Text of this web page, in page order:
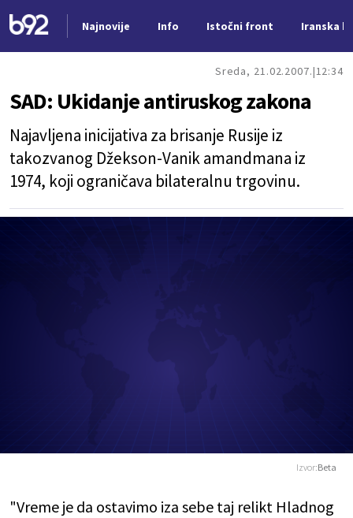
Najnovije Info Istočni front Iranska
Sreda, 21.02.2007. 12:34
SAD: Ukidanje antiruskog zakona
Najavljena inicijativa za brisanje Rusije iz
takozvanog Džekson-Vanik amandmana iz
1974, koji ograničava bilateralnu trgovinu.
Izvor:Beta
"Vreme je da ostavimo iza sebe taj relikt Hladnog